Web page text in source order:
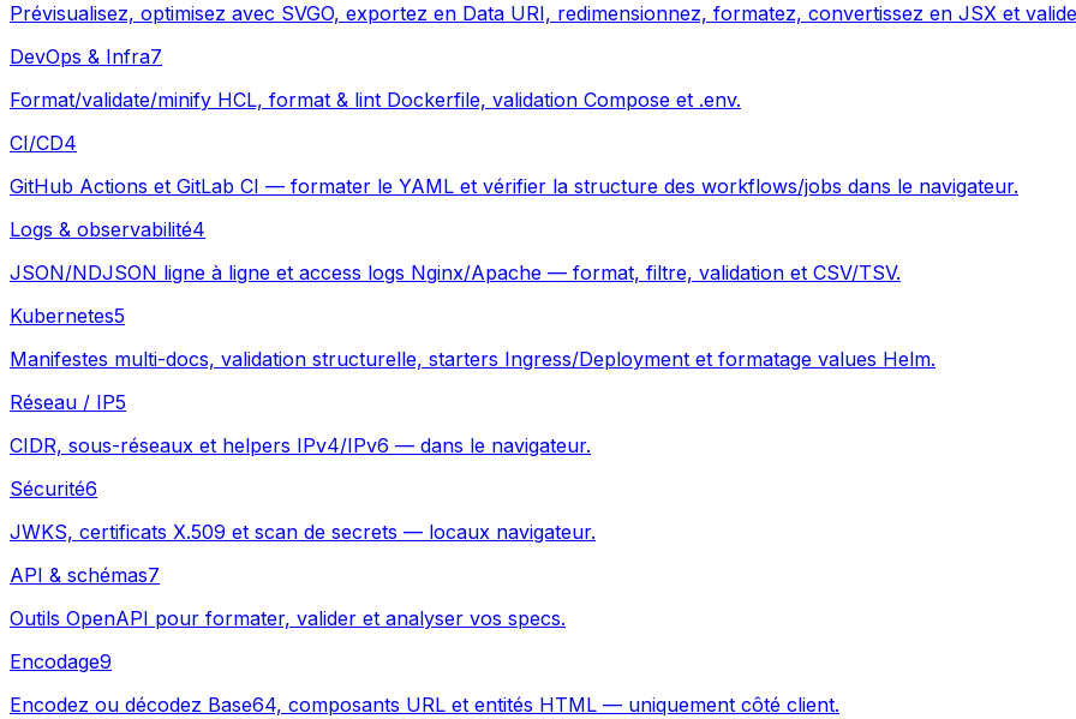
Prévisualisez, optimisez avec SVGO, exportez en Data URI, redimensionnez, formatez, convertissez en JSX et
DevOps & Infra7
Format/validate/minify HCL, format & lint Dockerfile, validation Compose et .env.
CI/CD4
GitHub Actions et GitLab CI — formater le YAML et vérifier la structure des workflows/jobs dans le navigateur.
Logs & observabilité4
JSON/NDJSON ligne à ligne et access logs Nginx/Apache — format, filtre, validation et CSV/TSV.
Kubernetes5
Manifestes multi-docs, validation structurelle, starters Ingress/Deployment et formatage values Helm.
Réseau / IP5
CIDR, sous-réseaux et helpers IPv4/IPv6 — dans le navigateur.
Sécurité6
JWKS, certificats X.509 et scan de secrets — locaux navigateur.
API & schémas7
Outils OpenAPI pour formater, valider et analyser vos specs.
Encodage9
Encodez ou décodez Base64, composants URL et entités HTML — uniquement côté client.